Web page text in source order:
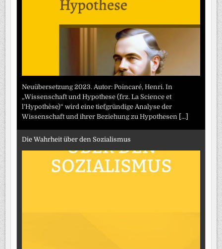
Neuübersetzung 2023. Autor: Poincaré, Henri. In
„Wissenschaft und Hypothese (frz. La Science et
l’Hypothèse)“ wird eine tiefgründige Analyse der
Wissenschaft und ihrer Beziehung zu Hypothesen
[...]
Die Wahrheit über den Sozialismus